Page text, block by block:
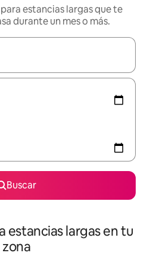
estancias largas que te
durante un mes o más.
disponibles, podrás navegar
Buscar
estancias largas en tu
zona